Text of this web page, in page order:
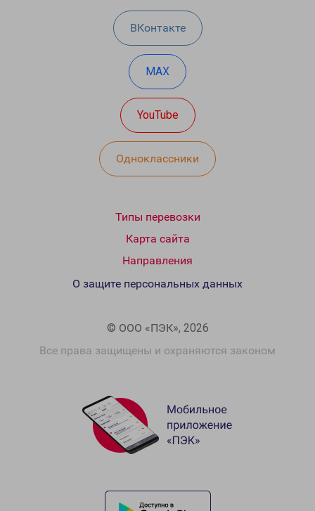
ВКонтакте
MAX
YouTube
Одноклассники
Типы перевозки
Карта сайта
Направления
© ООО «ПЭК», 2026
Все права защищены и охраняются законом
О защите персональных данных